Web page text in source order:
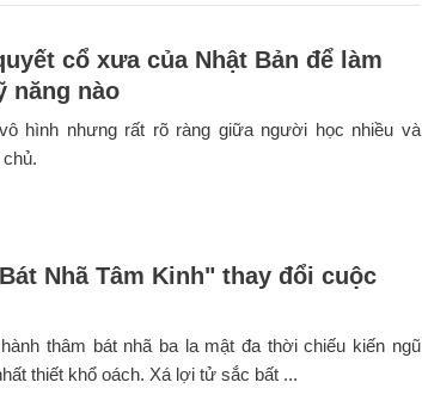
cổ xưa của Nhật Bản để làm
năng nào
hình nhưng rất rõ ràng giữa người học nhiều và
Nhã Tâm Kinh" thay đổi cuộc
thâm bát nhã ba la mật đa thời chiếu kiến ngũ
thiết khổ oách. Xá lợi tử sắc bất ...